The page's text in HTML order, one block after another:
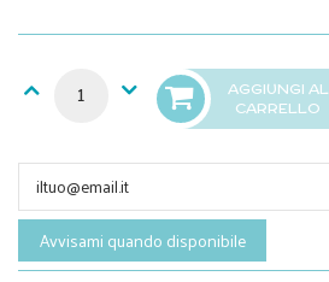
AGGIUNGI AL
CARRELLO
Avvisami quando disponibile